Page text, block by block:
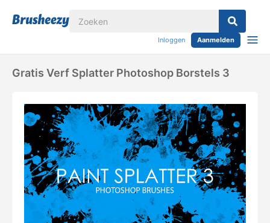
Inloggen Aanmelden
Gratis Verf Splatter Photoshop Borstels 3